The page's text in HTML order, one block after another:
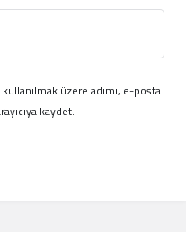
üzere adımı, e-posta
kaydet.